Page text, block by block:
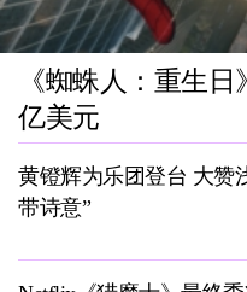
《蜘蛛人：重生
亿美元
黄镫辉为乐团登台 大赞
带诗意”